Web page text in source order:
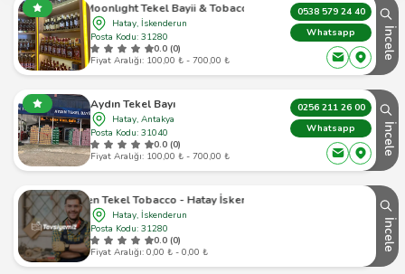
Moonlıght Tekel Bayii & Tobacco
Hatay, İskenderun
Posta Kodu: 31280
0.0 (0)
Fiyat Aralığı: 100,00 ₺ - 700,00 ₺
0538 579 24 40
Whatsapp
İncele
Aydın Tekel Bayı
Hatay, Antakya
Posta Kodu: 31040
0.0 (0)
Fiyat Aralığı: 100,00 ₺ - 700,00 ₺
0256 211 26 00
Whatsapp
İncele
Golden Tekel Tobacco - Hatay İskenderun - 1
Hatay, İskenderun
Posta Kodu: 31280
0.0 (0)
Fiyat Aralığı: 0,00 ₺ - 0,00 ₺
İncele